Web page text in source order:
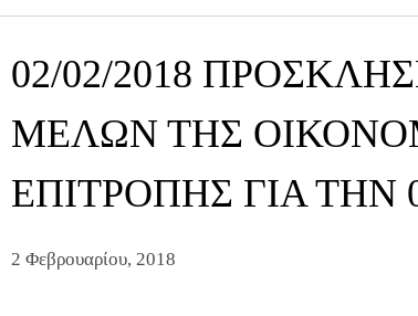
02/02/2018
ΜΕΛΩΝ ΤΗΣ
ΕΠΙΤΡΟΠΗΣ ΓΙΑ ΤΗΝ
2 Φεβρουαρίου, 2018